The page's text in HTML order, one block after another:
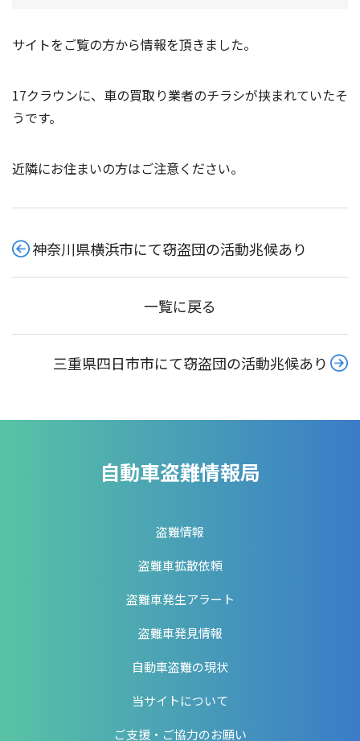
サイトをご覧の方から情報を頂きました。
17クラウンに、車の買取り業者のチラシが挟まれていたそ
うです。
近隣にお住まいの方はご注意ください。
神奈川県横浜市にて窃盗団の活動兆候あり
一覧に戻る
三重県四日市市にて窃盗団の活動兆候あり
自動車盗難情報局
盗難情報
盗難車拡散依頼
盗難車発生アラート
盗難車発見情報
自動車盗難の現状
当サイトについて
ご支援・ご協力のお願い